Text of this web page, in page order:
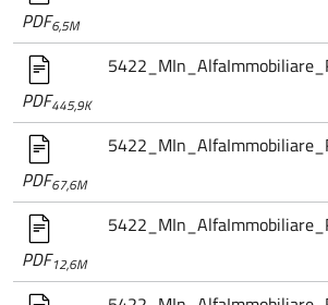
PDF6,5M
PDF445,9K
PDF67,6M
PDF12,6M